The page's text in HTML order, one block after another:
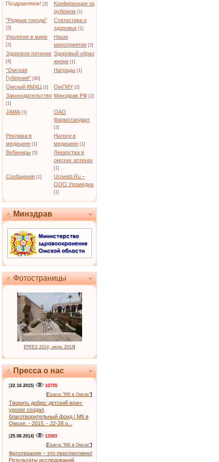
Поздравляем! [2]
Конференции за
рубежом [1]
"Родные города"
[5]
Статистика о
здоровье [1]
Урология в мире
[2]
Наши
мероприятия [2]
Здоровое питание
[4]
Здоровый образ
жизни [1]
"Омская
Губерния" [40]
Награды [1]
Омский КМХЦ [2] ОмГМУ [2]
Законодательство
[1]
Минздрав РФ [2]
JAMA [1]
ОАО
Фармстандарт
[3]
Реклама в
медицине [1]
Налоги в
медицине [1]
Вебинары [5]
Лекарства в
омских аптеках
[1]
Сообщения [1]
Uroweb.Ru –
ООО Уромедиа
[1]
Минздрав
Фотостраницы
[PRES 2014, июль 2014]
Пресса о нас
[22.10.2015]
10755
[Газета "МК в Омске"]
Творить добро: детский врач-
уролог создал
благотворительный фонд / МК в
Омске. - 2015. - 22-28 о...
[25.08.2014]
13303
[Газета "МК в Омске"]
Фитотерапия – это перспективно!
Результаты исследований